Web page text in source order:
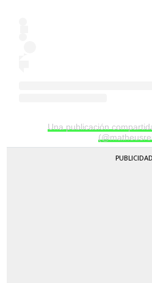
Una publicación
PUBLICIDAD